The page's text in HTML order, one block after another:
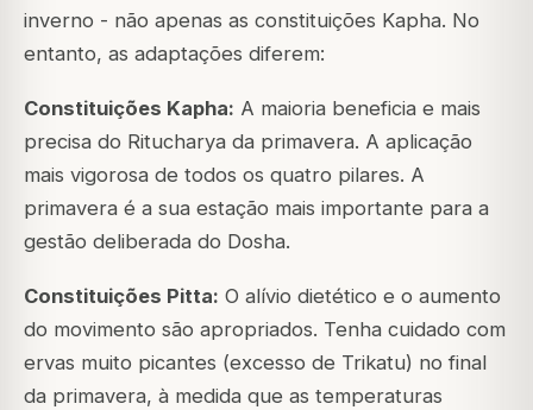
inverno - não apenas as constituições Kapha. No
entanto, as adaptações diferem:
Constituições Kapha: A maioria beneficia e mais
precisa do Ritucharya da primavera. A aplicação
mais vigorosa de todos os quatro pilares. A
primavera é a sua estação mais importante para a
gestão deliberada do Dosha.
Constituições Pitta: O alívio dietético e o aumento
do movimento são apropriados. Tenha cuidado com
ervas muito picantes (excesso de Trikatu) no final
da primavera, à medida que as temperaturas